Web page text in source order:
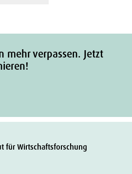
mehr verpassen. Jetzt
für Wirtschaftsforschung